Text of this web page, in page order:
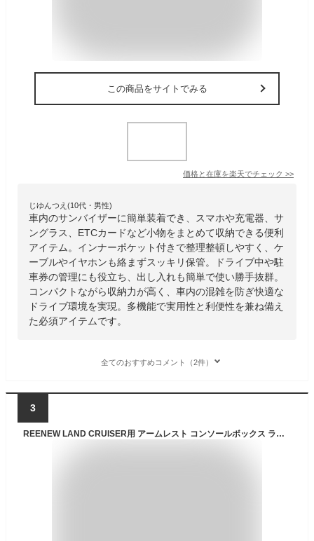
この商品をサイトでみる
価格と在庫を楽天でチェック >>
じゆんつえ(10代・男性)
車内のサンバイザーに簡単装着でき、スマホや充電器、サ
ングラス、ETCカードなど小物をまとめて収納できる便利
アイテム。インナーポケット付きで整理整頓しやすく、ケ
ーブルやイヤホンも絡まずスッキリ保管。ドライブ中や駐
車券の管理にも役立ち、出し入れも簡単で使い勝手抜群。
コンパクトながら収納力が高く、車内の混雑を防ぎ快適な
ドライブ環境を実現。多機能で実用性と利便性を兼ね備え
た必須アイテムです。
全てのおすすめコメント（2件）
3
REENEW LAND CRUISER用 アームレスト コンソールボックス ランドクルーザー LAND CRUISER 70系 / 200系 / 300系対応 肘置き 車用アームレスト 多機能収納ボックス スマホ収納 快適ドライブ クッション PUレザー調 簡単取付 汎用タイプ 車 カー用品（ベージュ）